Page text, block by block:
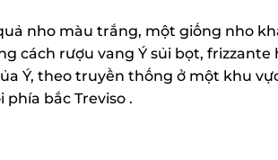
nho màu trắng, một giống nho
cách rượu vang Ý sủi bọt, frizzante
Ý, theo truyền thống ở một khu
bắc Treviso .